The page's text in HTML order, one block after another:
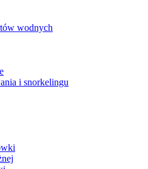
wodnych
i snorkelingu